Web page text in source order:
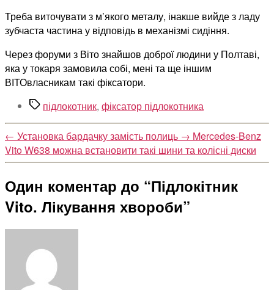
Треба виточувати з м’якого металу, інакше вийде з ладу
зубчаста частина у відповідь в механізмі сидіння.
Через форуми з Віто знайшов доброї людини у Полтаві,
яка у токаря замовила собі, мені та ще іншим
ВІТОвласникам такі фіксатори.
Позначки
підлокотник, фіксатор підлокотника
← Установка бардачку замість полиць → Mercedes-Benz
Vito W638 можна встановити такі шини та колісні диски
Один коментар до “Підлокітник
Vito. Лікування хвороби”